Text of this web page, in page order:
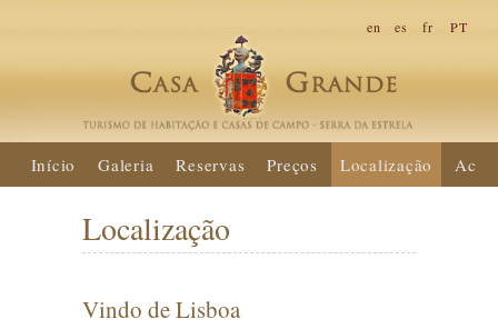
PT
fr
es
en
Início Galeria Reservas Preços Localização
Localização
Vindo de Lisboa